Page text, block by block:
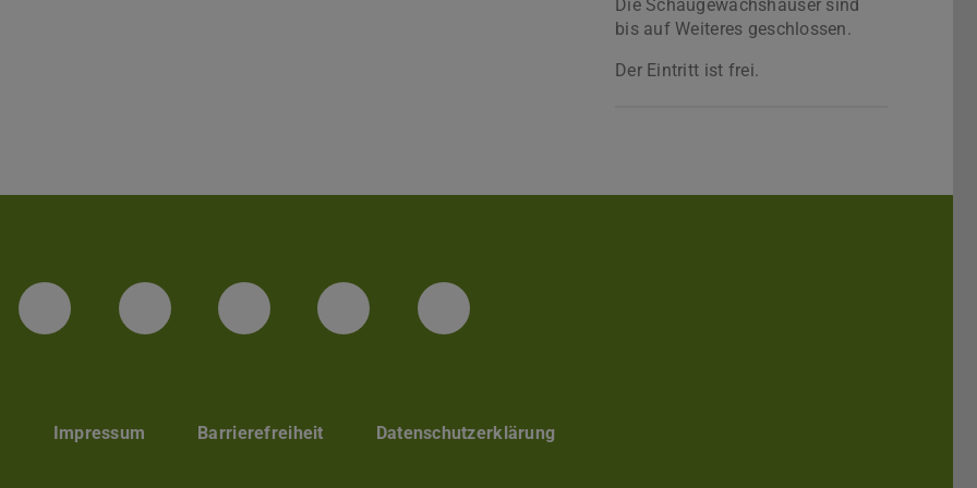
Die Schaugewächshäuser sind
bis auf Weiteres geschlossen.
Der Eintritt ist frei.
LinkedIn-Seite der TU Darmstadt
Instagram-Kanal der TU Darmstadt
Bluesky-Kanal der TU Darmstadt
Facebook-Seite der TU Darmstadt
YouTube-Kanal der TU Darmstadt
Impressum Barrierefreiheit Datenschutzerklärung